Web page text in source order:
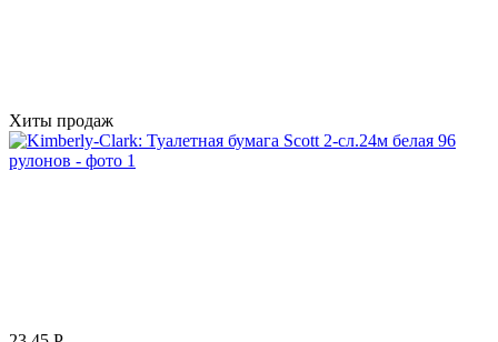
Хиты продаж